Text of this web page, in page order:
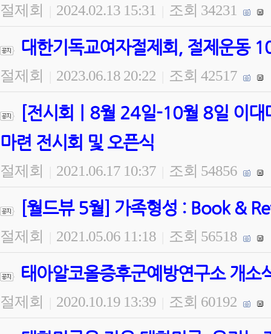
절제회 2024.02.13 15:31 조회 34231
대한기독교여자절제회, 절제운동
절제회 2023.06.18 20:22 조회 42517
[전시회ㅣ8월 24일-10월 8일 이
마련 전시회 및 오픈식
절제회 2021.06.17 10:37 조회 54856
[월드뷰 5월] 가족형성 : Book &
절제회 2021.05.06 11:18 조회 56518
태아알코올증후군예방연구소 개소
절제회 2020.10.19 13:39 조회 60192